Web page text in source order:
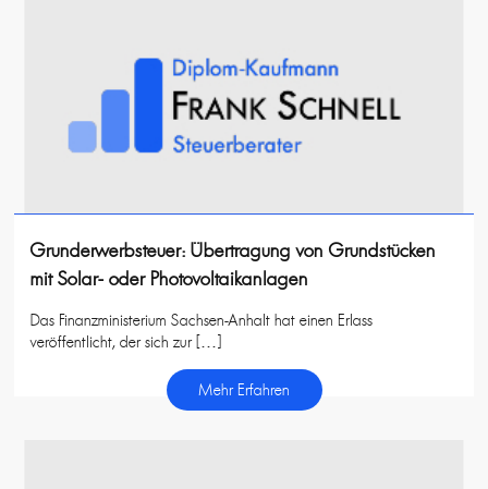
Grunderwerbsteuer: Übertragung von Grundstücken
mit Solar- oder Photovoltaikanlagen
Das Finanzministerium Sachsen-Anhalt hat einen Erlass
veröffentlicht, der sich zur […]
Mehr Erfahren